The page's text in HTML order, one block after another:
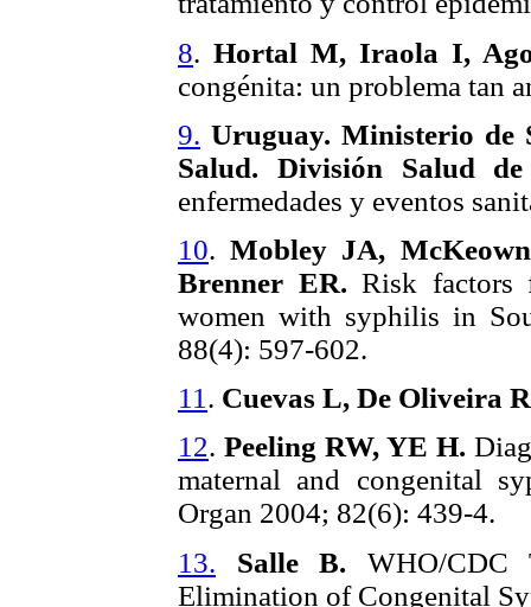
8.Hortal M, Iraola I,
congénita: un problema tan
9. Uruguay. Ministerio de
Salud. División Salud
enfermedades y eventos
10.Mobley JA,
Brenner ER. Risk factors
women with syphilis in
88(4): 597-602.
11 . Cuevas L, De Oliveira
12. Peeling RW, YE H.
maternal and congenital
Organ 2004; 82(6): 439-4.
13.
Salle B. WHO/CDC
Elimination of Congenital